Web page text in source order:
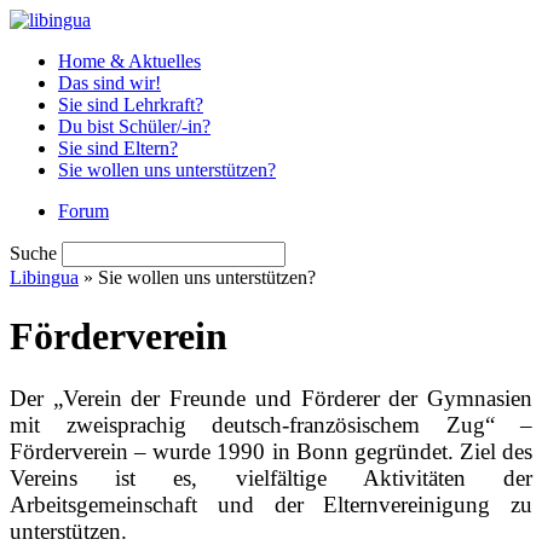
Home & Aktuelles
Das sind wir!
Sie sind Lehrkraft?
Du bist Schüler/-in?
Sie sind Eltern?
Sie wollen uns unterstützen?
Forum
Suche
Libingua » Sie wollen uns unterstützen?
Förderverein
Der „Verein der Freunde und Förderer der Gymnasien
mit zweisprachig deutsch-französischem Zug“ –
Förderverein – wurde 1990 in Bonn gegründet. Ziel des
Vereins ist es, vielfältige Aktivitäten der
Arbeitsgemeinschaft und der Elternvereinigung zu
unterstützen.